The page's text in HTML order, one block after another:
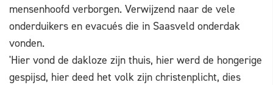
mensenhoofd verborgen. Verwijzend naar de vele
onderduikers en evacués die in Saasveld onderdak
vonden.
'Hier vond de dakloze zijn thuis, hier werd de hongerige
gespijsd, hier deed het volk zijn christenplicht, dies